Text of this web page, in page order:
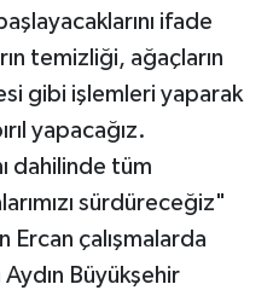
ifade
temizliği, ağaçların
gibi işlemleri yaparak
yapacağız.
dahilinde tüm
sürdüreceğiz"
Ercan çalışmalarda
Büyükşehir